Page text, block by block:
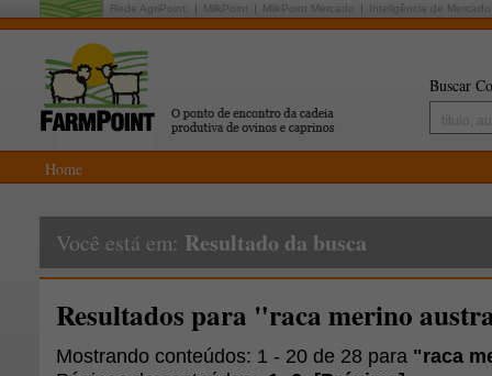
Rede AgriPoint: MilkPoint MilkPoint Mercado Inteligência de Mercado
Buscar
Home
Você está em: Resultado da busca
Resultados para "raca merino
Mostrando conteúdos: 1 - 20 de 28 para "raca